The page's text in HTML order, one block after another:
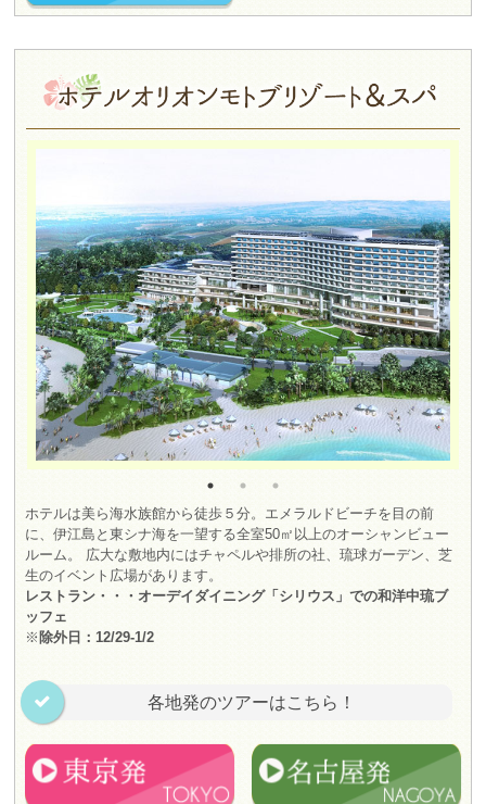
ホテルは美ら海水族館から徒歩５分。エメラルドビーチを目の前
に、伊江島と東シナ海を一望する全室50㎡以上のオーシャンビュー
ルーム。 広大な敷地内にはチャペルや排所の社、琉球ガーデン、芝
生のイベント広場があります。
レストラン・・・オーデイダイニング「シリウス」での和洋中琉ブ
ッフェ
※除外日：12/29-1/2
各地発のツアーはこちら！